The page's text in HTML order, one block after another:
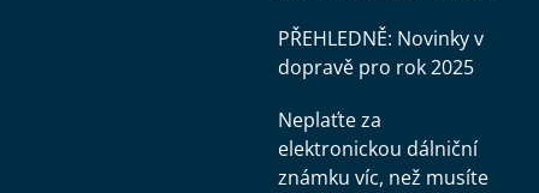
PŘEHLEDNĚ: Novinky v
dopravě pro rok 2025
Neplaťte za
elektronickou dálniční
známku víc, než musíte